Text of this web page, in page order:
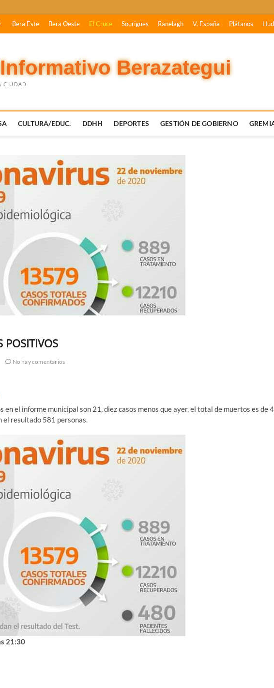
Bera Este Bera Oeste El Cruce Sourigues Ranelagh V. España Plátanos
Berazategui
CIUDAD
CULTURA/EDUC. DDHH DEPORTES GESTIÓN DE GOBIERNO
POSITIVOS
No hay comentarios
en el informe municipal son 21, diez casos menos que ayer, el total de muertos es de
el resultado 581 personas.
21:30